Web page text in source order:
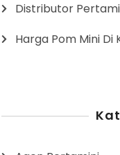
Distributor
Harga Pom Mini